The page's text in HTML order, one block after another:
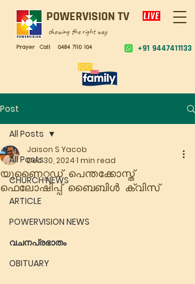
POWERVISION TV
showing the right way
+91 9447411133
Prayer Call 0484 7110 104
Post
All Posts
CHURCH NEWS
ARTICLE
POWERVISION NEWS
വചനപ്രഭാതം
OBITUARY
All Posts
യുണൈറ്റഡ് പെന്തക്കോസ്ത്
ഫെലോഷിപ്പ് ബൈബിൾ ക്വിസ്
Jaison S Yacob
Dec 30, 20241 min read